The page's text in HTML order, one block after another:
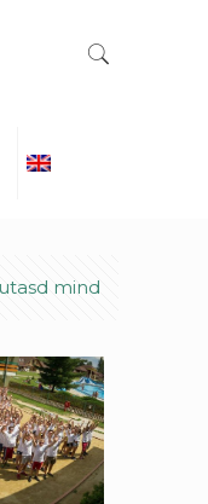
English
mind